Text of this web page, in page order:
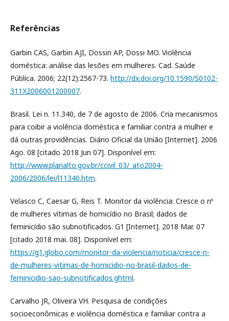
Referências
Garbin CAS, Garbin AJI, Dossin AP, Dossi MO. Violência
doméstica: análise das lesões em mulheres. Cad. Saúde
Pública. 2006; 22(12):2567-73. http://dx.doi.org/10.1590/S0102-
311X2006001200007.
Brasil. Lei n. 11.340, de 7 de agosto de 2006. Cria mecanismos
para coibir a violência doméstica e familiar contra a mulher e
dá outras providências. Diário Oficial da União [Internet]. 2006
Ago. 08 [citado 2018 Jun 07]. Disponível em:
http://www.planalto.gov.br/ccivil_03/_ato2004-
2006/2006/lei/l11340.htm.
Velasco C, Caesar G, Reis T. Monitor da violência: Cresce o nº
de mulheres vítimas de homicídio no Brasil; dados de
feminicídio são subnotificados. G1 [Internet]. 2018 Mar. 07
[citado 2018 mai. 08]. Disponível em:
https://g1.globo.com/monitor-da-violencia/noticia/cresce-n-
de-mulheres-vitimas-de-homicidio-no-brasil-dados-de-
feminicidio-sao-subnotificados.ghtml.
Carvalho JR, Oliveira VH. Pesquisa de condições
socioeconômicas e violência doméstica e familiar contra a